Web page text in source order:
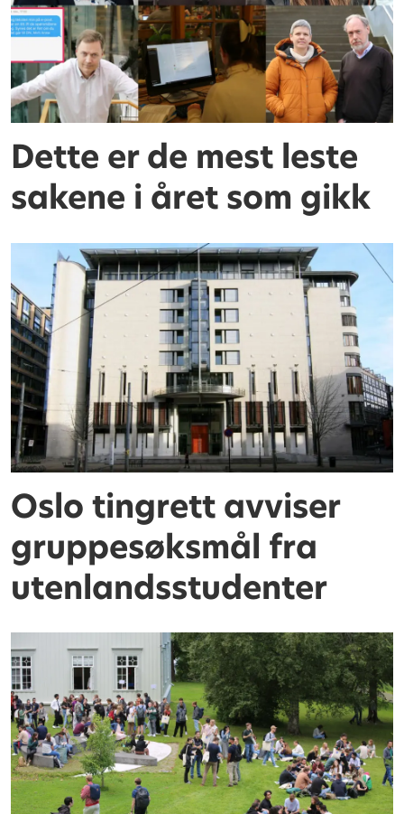
Dette er de mest leste
sakene i året som gikk
Oslo tingrett avviser
gruppesøksmål fra
utenlandsstudenter